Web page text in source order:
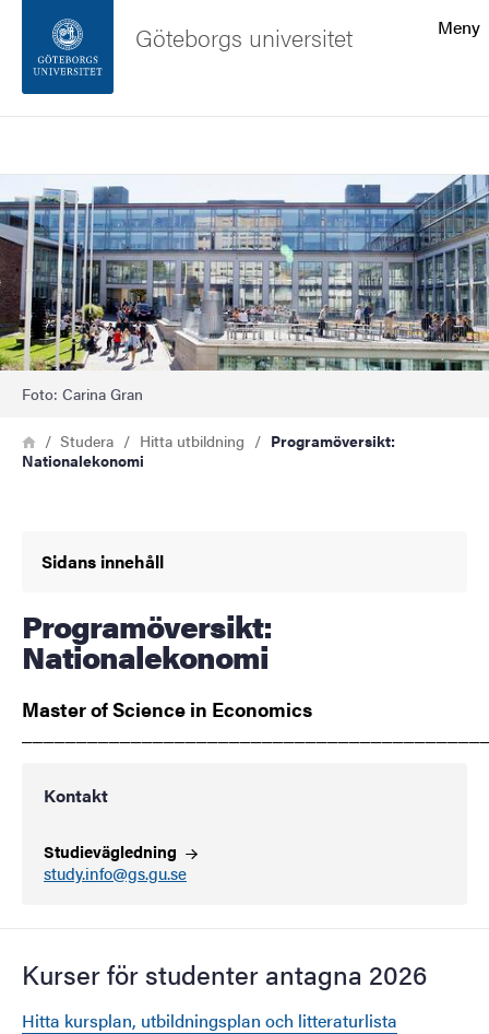
Sidfoten
Om webbplatsen
Meny
Göteborgs universitet
Foto: Carina Gran
Länkstig
HemStudera Hitta utbildning
Programöversikt:
Nationalekonomi
Sidans innehåll
Programöversikt:
Nationalekonomi
Master of Science in Economics
Kontakt
Studievägledning
study.info@gs.gu.se
Kurser för studenter antagna 2026
Hitta kursplan, utbildningsplan och litteraturlista